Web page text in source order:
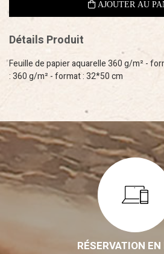
Détails Produit
Feuille de papier aquarelle 360 g/m² -
: 360 g/m² - format : 32*50 cm
RÉSERVATION